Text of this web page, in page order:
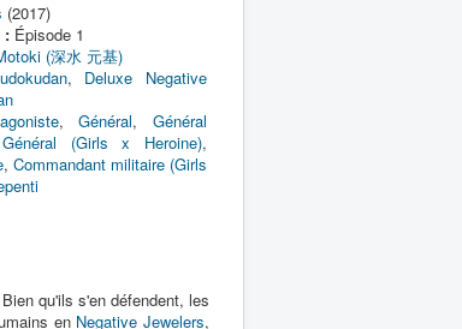
(2017)
:Épisode 1
(深水 元基)
, Deluxe Negative
,Général, Général
Général (Girls x Heroine),
, Commandant militaire (Girls
qu'ils s'en défendent, les
en Negative Jewelers,